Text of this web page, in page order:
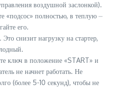
воздушной заслонкой).
«подсос» полностью, в теплую ⏤
его.
снизит нагрузку на стартер,
ключ в положение «START» и
не начнет работать. Не
(более 5-10 секунд), чтобы не